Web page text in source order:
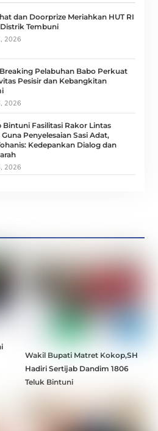
dan Doorprize Meriahkan HUT RI
Tembuni
2026
Pelabuhan Babo Perkuat
Pesisir dan Kebangkitan
2026
Bintuni Fasilitasi Rakor Lintas
Penyelesaian Sasi Adat,
Kedepankan Dialog dan
2026
Wakil Bupati Matret Kokop,SH
Hadiri Sertijab Dandim 1806
Teluk Bintuni